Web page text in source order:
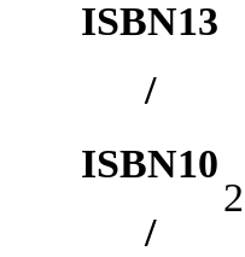
ISBN13
/
ISBN10
/